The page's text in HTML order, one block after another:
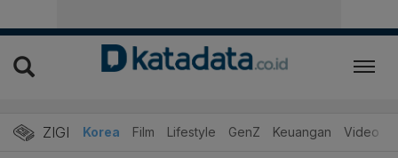
ZIGI
Hits Korea Film Lifestyle GenZ Keuangan Video